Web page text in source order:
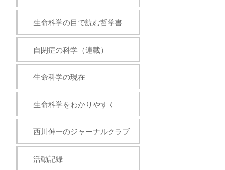
生命科学の目で読む哲学書
自閉症の科学（連載）
生命科学の現在
生命科学をわかりやすく
西川伸一のジャーナルクラブ
活動記録